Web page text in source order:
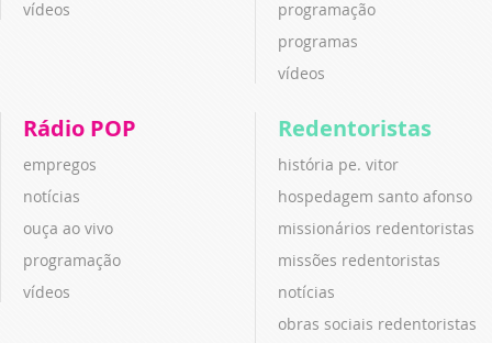
vídeos
programação
programas
vídeos
Rádio POP
empregos
notícias
ouça ao vivo
programação
vídeos
Redentoristas
história pe. vitor
hospedagem santo afonso
missionários redentoristas
missões redentoristas
notícias
obras sociais redentoristas